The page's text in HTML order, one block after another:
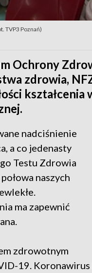
TVP3 Poznań)
Ochrony
zdrowia,
nadciśnienie
a co jedenasty
Testu Zdrowia
naszych
ma zapewnić
zdrowotnym
19. Koronawirus